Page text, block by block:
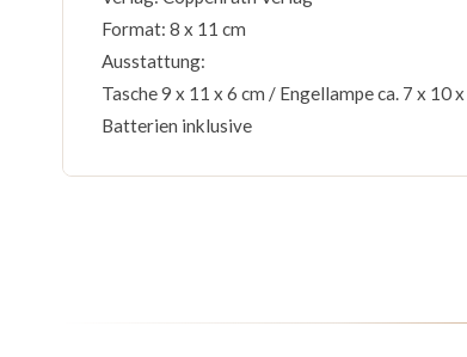
Format: 8 x 11 cm
Ausstattung:
Tasche 9 x 11 x 6 cm / Engellampe ca. 7 x
Batterien inklusive